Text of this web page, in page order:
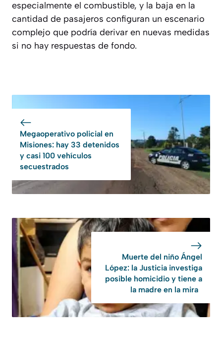
especialmente el combustible, y la baja en la
cantidad de pasajeros configuran un escenario
complejo que podría derivar en nuevas medidas
si no hay respuestas de fondo.
Megaoperativo policial en
Misiones: hay 33 detenidos
y casi 100 vehículos
secuestrados
Muerte del niño Ángel
López: la Justicia investiga
posible homicidio y tiene a
la madre en la mira